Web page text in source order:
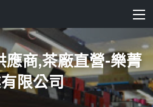
應商,茶廠直營-樂菁
限公司